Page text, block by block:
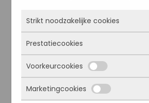
Strikt noodzakelijke cookies
Deze cookies zorgen ervoor dat
überhaupt werkt. Ze zijn dus
kunnen niet worden uitgezet.
ze alleen geplaatst als jij iets
inloggen, een formulier invullen of
Prestatiecookies
Met deze cookies zien we hoe
bezocht wordt, waar bezoekers
komen en welke pagina’s populair
Voorkeurcookies
Deze cookies onthouden jouw
Marketingcookies